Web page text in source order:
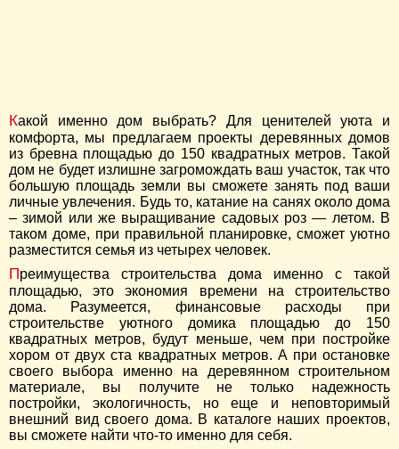
Какой именно дом выбрать? Для ценителей уюта и
комфорта, мы предлагаем проекты деревянных домов
из бревна площадью до 150 квадратных метров. Такой
дом не будет излишне загромождать ваш участок, так что
большую площадь земли вы сможете занять под ваши
личные увлечения. Будь то, катание на санях около дома
– зимой или же выращивание садовых роз — летом. В
таком доме, при правильной планировке, сможет уютно
разместится семья из четырех человек.
Преимущества строительства дома именно с такой
площадью, это экономия времени на строительство
дома. Разумеется, финансовые расходы при
строительстве уютного домика площадью до 150
квадратных метров, будут меньше, чем при постройке
хором от двух ста квадратных метров. А при остановке
своего выбора именно на деревянном строительном
материале, вы получите не только надежность
постройки, экологичность, но еще и неповторимый
внешний вид своего дома. В каталоге наших проектов,
вы сможете найти что-то именно для себя.